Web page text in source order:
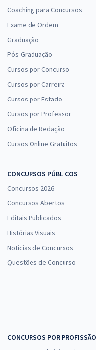
Coaching para Concursos
Exame de Ordem
Graduação
Pós-Graduação
Cursos por Concurso
Cursos por Carreira
Cursos por Estado
Cursos por Professor
Oficina de Redação
Cursos Online Gratuitos
CONCURSOS PÚBLICOS
Concursos 2026
Concursos Abertos
Editais Publicados
Histórias Visuais
Notícias de Concursos
Questões de Concurso
CONCURSOS POR PROFISSÃO